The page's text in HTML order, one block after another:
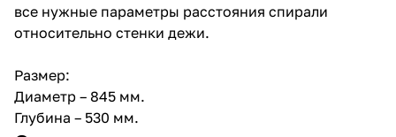
все нужные параметры расстояния спирали
относительно стенки дежи.
Размер:
Диаметр – 845 мм.
Глубина – 530 мм.